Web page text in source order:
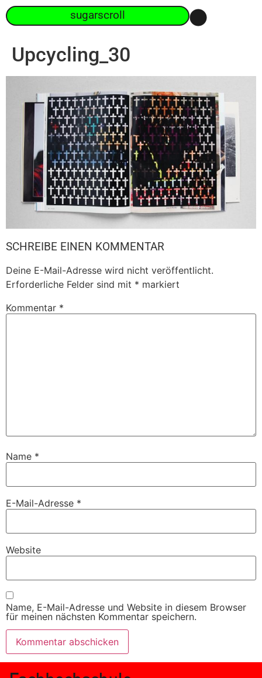
sugarscroll
Upcycling_30
SCHREIBE EINEN KOMMENTAR
Deine E-Mail-Adresse wird nicht veröffentlicht.
Erforderliche Felder sind mit * markiert
Kommentar *
Name *
E-Mail-Adresse *
Website
Name, E-Mail-Adresse und Website in diesem Browser
für meinen nächsten Kommentar speichern.